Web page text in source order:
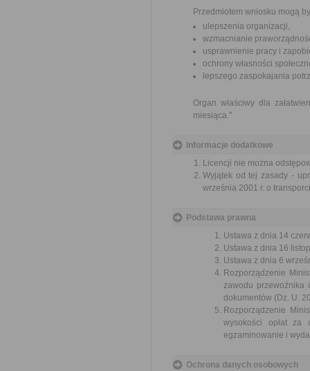
Przedmiotem wniosku mogą
ulepszenia organizacji,
wzmacnianie
usprawnienie pracy i
ochrony własności
lepszego zaspokajania
Organ właściwy dla
miesiąca."
Informacje dodatkowe
Licencji nie można
Wyjątek od tej zasady -
września 2001 r. o
Podstawa prawna
Ustawa z dnia 14
Ustawa z dnia 16
Ustawa z dnia 6
Rozporządzenie
zawodu przewoźnika
dokumentów (Dz. U.
Rozporządzenie
wysokości opłat za
egzaminowanie i
Ochrona danych osobowych